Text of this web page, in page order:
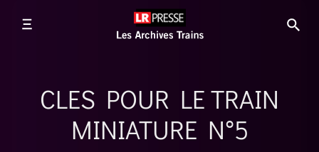
CLES POUR LE TRAIN
MINIATURE N°5